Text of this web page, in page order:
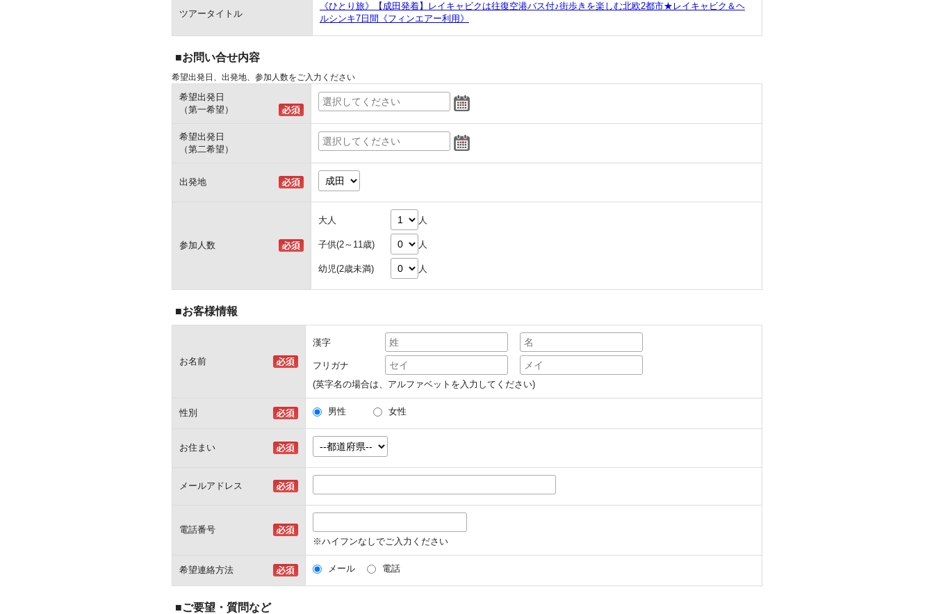
ツアータイトル
《ひとり旅》【成田発着】レイキャビクは往復空港バス付♪街歩きを楽しむ北欧2都市★レイキャビク＆ヘ
ルシンキ7日間《フィンエアー利用》
■お問い合せ内容
希望出発日、出発地、参加人数をご入力ください
希望出発日
（第一希望）
希望出発日
（第二希望）
出発地
参加人数
大人 人
子供(2～11歳) 人
幼児(2歳未満) 人
■お客様情報
お名前
漢字
フリガナ
(英字名の場合は、アルファベットを入力してください)
性別 男性 女性
お住まい
メールアドレス
電話番号
※ハイフンなしでご入力ください
希望連絡方法 メール 電話
■ご要望・質問など